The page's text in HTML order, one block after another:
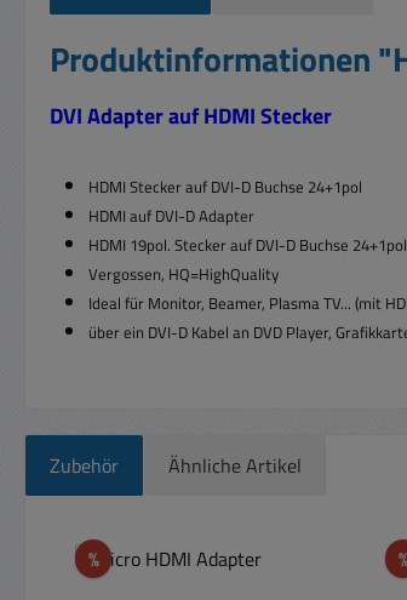
Produktinformationen
DVI Adapter auf HDMI Stecker
HDMI Stecker auf DVI-D Buchse 24+1pol
HDMI auf DVI-D Adapter
HDMI 19pol. Stecker auf DVI-D Buchse
Vergossen, HQ=HighQuality
Ideal für Monitor, Beamer, Plasma TV... (mit
über ein DVI-D Kabel an DVD Player,
Zubehör Ähnliche Artikel
Produktgalerie überspringen
%Rabatt